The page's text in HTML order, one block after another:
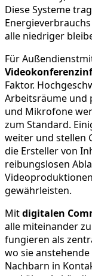
Diese Systeme
alle niedriger
Für
Faktor.
Arbeitsräume und
und Mikrofone
zum Standard.
weiter und stellen
die Ersteller von
reibungslosen
gewährleisten.
Mitdigitalen
alle miteinander
fungieren als
wo sie
Nachbarn in